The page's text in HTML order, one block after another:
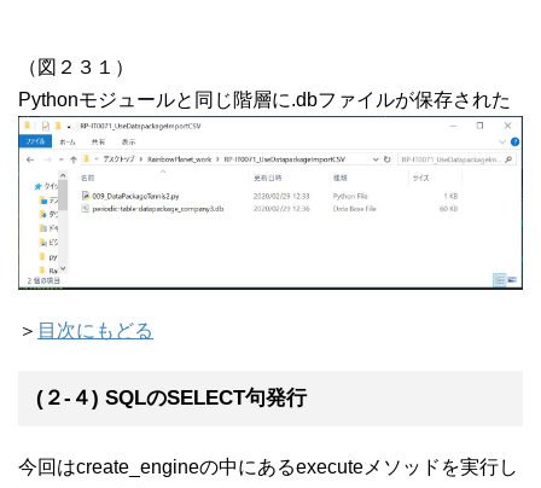
（図２３１）
Pythonモジュールと同じ階層に.dbファイルが保存された
＞ 目次にもどる
(２-４) SQLのSELECT句発行
今回はcreate_engineの中にあるexecuteメソッドを実行し